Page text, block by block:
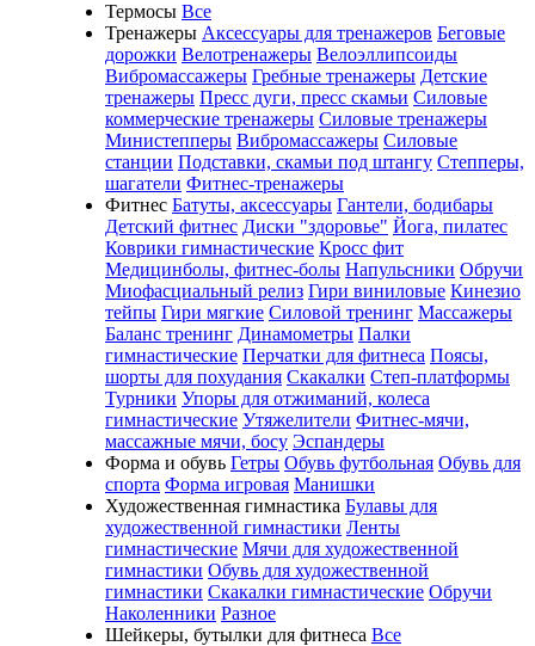
Термосы Все
Тренажеры Аксессуары для тренажеров Беговые
дорожки Велотренажеры Велоэллипсоиды
Вибромассажеры Гребные тренажеры Детские
тренажеры Пресс дуги, пресс скамьи Силовые
коммерческие тренажеры Силовые тренажеры
Министепперы Вибромассажеры Силовые
станции Подставки, скамьи под штангу Степперы,
шагатели Фитнес-тренажеры
Фитнес Батуты, аксессуары Гантели, бодибары
Детский фитнес Диски "здоровье" Йога, пилатес
Коврики гимнастические Кросс фит
Медицинболы, фитнес-болы Напульсники Обручи
Миофасциальный релиз Гири виниловые Кинезио
тейпы Гири мягкие Силовой тренинг Массажеры
Баланс тренинг Динамометры Палки
гимнастические Перчатки для фитнеса Поясы,
шорты для похудания Скакалки Степ-платформы
Турники Упоры для отжиманий, колеса
гимнастические Утяжелители Фитнес-мячи,
массажные мячи, босу Эспандеры
Форма и обувь Гетры Обувь футбольная Обувь для
спорта Форма игровая Манишки
Художественная гимнастика Булавы для
художественной гимнастики Ленты
гимнастические Мячи для художественной
гимнастики Обувь для художественной
гимнастики Скакалки гимнастические Обручи
Наколенники Разное
Шейкеры, бутылки для фитнеса Все